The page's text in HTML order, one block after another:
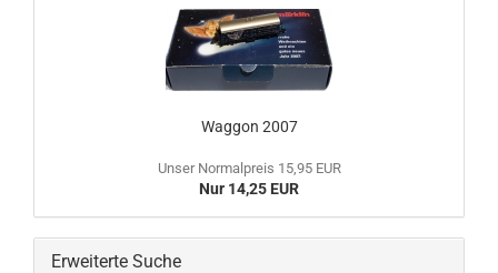
Waggon 2007
Unser Normalpreis 15,95 EUR
Nur 14,25 EUR
Erweiterte Suche